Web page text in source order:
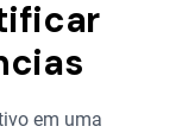
em uma